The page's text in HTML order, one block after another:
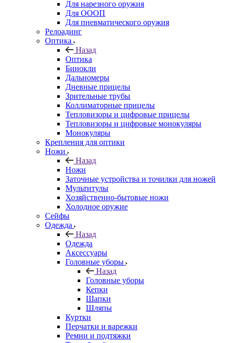
Для нарезного оружия
Для ОООП
Для пневматического оружия
Релоадинг
Оптика
Назад
Оптика
Бинокли
Дальномеры
Дневные прицелы
Зрительные трубы
Коллиматорные прицелы
Тепловизоры и цифровые прицелы
Тепловизоры и цифровые монокуляры
Монокуляры
Крепления для оптики
Ножи
Назад
Ножи
Заточные устройства и точилки для ножей
Мультитулы
Хозяйственно-бытовые ножи
Холодное оружие
Сейфы
Одежда
Назад
Одежда
Аксессуары
Головные уборы
Назад
Головные уборы
Кепки
Шапки
Шляпы
Куртки
Перчатки и варежки
Ремни и подтяжки